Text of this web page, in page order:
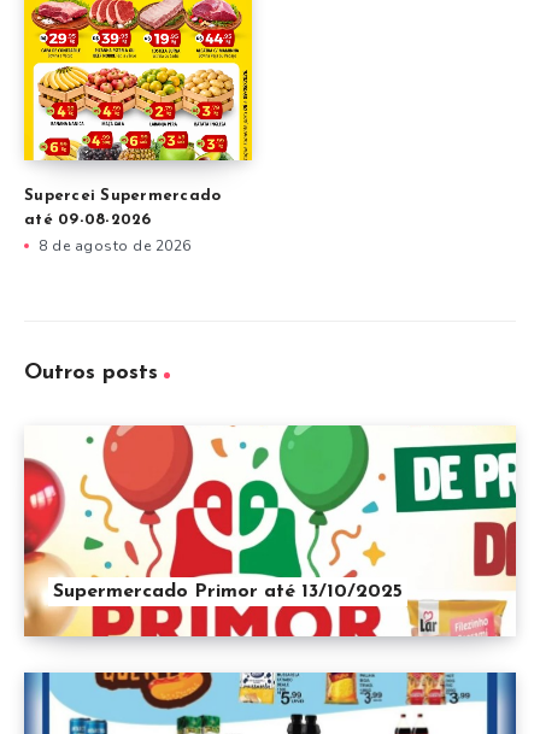
Supercei Supermercado
até 09-08-2026
8 de agosto de 2026
Outros posts
Supermercado Primor até 13/10/2025